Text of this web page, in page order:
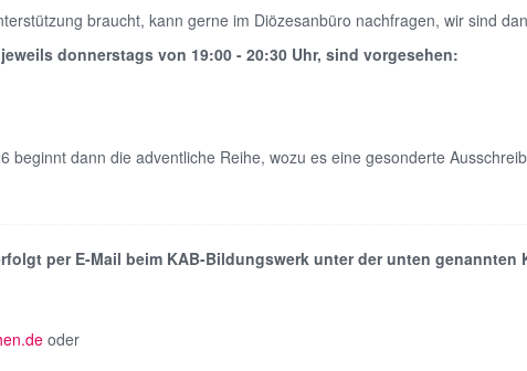
braucht, kann gerne im Diözesanbüro nachfragen, wir sind
donnerstags von 19:00 - 20:30 Uhr, sind vorgesehen:
beginnt dann die adventliche Reihe, wozu es eine gesonderte
per E-Mail beim KAB-Bildungswerk unter der unten genannten
oder